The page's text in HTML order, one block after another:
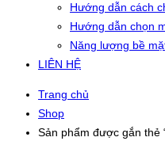
Hướng dẫn cách
Hướng dẫn chọn
Năng lượng bề
LIÊN HỆ
Trang chủ
Shop
Sản phẩm được gắn thẻ